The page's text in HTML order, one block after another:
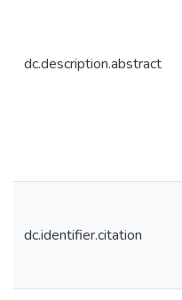
dc.description.abstract
dc.identifier.citation